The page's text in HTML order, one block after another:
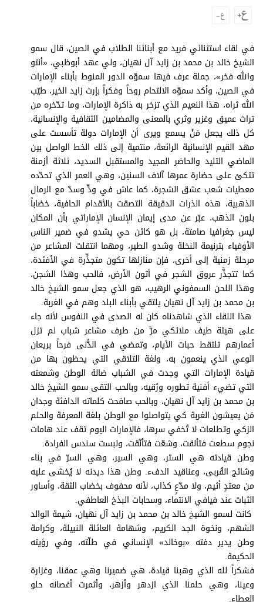
الترفيه
التعليم والمعرفة
الذكاء الاصطناعي
تغطيات
فيديو
بودكاست
إنفوجراف
قصة صورة
كاريكتير
برامج
عدد اليوم
مواقيت الصلاة
الأحوال الجوية
في لقاء استثنائي فريد مع أبنائنا الطلاب في الصين، قال سمو
الشيخ خالد بن محمد بن زايد آل نهيان، ولي عهد أبوظبي، «أنتو
والله فخر»، جملة عرف فيها سموّه الدور المنوط بأبناء الإمارات
في الصين، وأكد سموّه الالتحام روحاً وفكراً بإرث زايد الخير، طيّب
الله ثراه، هذا النعيم الذي تزخر به ذاكرة الإمارات، وما تدّخره من
تراث عميق وغزير وثري بالمعنى والمضامين الثقافية والإنسانية،
كل ذلك يجعل مَنْ يسمع ويرى أن الإمارات دولة تأسست على
مهد القيم الإنسانية الرائعة، منتمية إلى ذلك الخط الواصل بين
الماضي التليد والحاضر المجيد والمستقبل السديد، ثلاثة أزمنة
تتكئ على حضارة عمرها آلاف السنين، وهي العمر الذي تحدّده
معطيات شعب عشق الشجرة، كما عاش في ودٍّ وسدّ مع الرمال
الذهبية، هذه الذرات الدقيقة التصقت بالأقدام الحافية، خضاباً
بلون الذهب، عبّر عن مدى إيمان الإنسان الإماراتي بأن المكان
ليس جغرافيا صامتة، بل هو كائن حي يشدو في ضمير الناس
الأوفياء بترنيمة النخلة وشدو الطير، ومهما انتقلت المشاعر من
مرحلة زمنية إلى أخرى، فإن منازلها تكون متجذِّرة في الأفئدة،
كما تتجذَّر عروق الشجر في أتون الأرض، فالحب وهذا الشجن،
وهذا اللحن السمفوني الرهيب، هو الذي جعل سمو الشيخ خالد
بن محمد بن زايد آل نهيان يلتقي بأبناء البلد وهم في الغربة.
هذا اللقاء الذي شاهدناه كان له الصدى في النفوس لأنه جاء
على هيئة طيف ملائكي مرَّ من طرف مشاعر شباب لم تزل
أعمارهم تلتقط حبات الأيام، وتمضي في الدُّنى فرحاً بريعان
الوعي الذي ينعمون به، ولغة التلاقي التي يحظون بها من
قيادة الإمارات التي وجدت في الشباب ضالة الوطن وشمعته
التي تضيء أفنية تطوره ورُقيه، وبالحب التقى سمو الشيخ خالد
بن محمد بن زايد آل نهيان، وبالحب صافحت كلماته الدافئة وجدان
مَن يعيشون الغربة كي يتواصلوا مع الوطن بلغة المعرفة والحلم
الزكي وتطلعات لا تُخفي سرها، فالإمارات اليوم تقف عند هامات
نجوم سطعت فتألقت، وشعّت فتأنّقت، ولبست سندس الفرادة.
وطن قيادته هي الستر، وهي السير، وهي السرّ في بناء
وشائج القُربى، وعناقيد الدفء. وطن هذا ديدنه لا يُخشى عليه
من معتدٍ أثيم، ولا مدّعٍ كذاب، لأنه محفوف بخضاب الثقة، وأساور
الثبات عند فيافي الانتماء، وسحابات البذخ العاطفي.
كانت لسمو الشيخ خالد بن محمد بن زايد آل نهيان، شيمة الوالد
الشهم، ونخوة الجد الكريم، وشهامة العائلة النبيلة، وكرامة
وطن يدير دفته «بوخالد» الإنساني في طلّته، وفي رؤيته
الحكيمة.
فشكراً لله الذي وهبنا قيادة، هي ضميرنا وهي عمقنا، وغزارة
وعينا، وهي حلمنا الذي ازدهر وأزهر، وأثمرت أغصانه حلو
العطاء.